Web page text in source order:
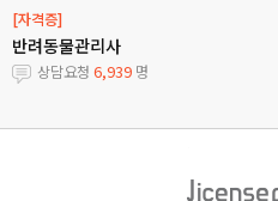
[자격증]
반려동물관리사
상담요청 6,939 명